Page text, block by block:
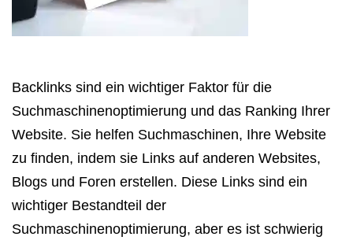
Backlinks sind ein wichtiger Faktor für die
Suchmaschinenoptimierung und das Ranking Ihrer
Website. Sie helfen Suchmaschinen, Ihre Website
zu finden, indem sie Links auf anderen Websites,
Blogs und Foren erstellen. Diese Links sind ein
wichtiger Bestandteil der
Suchmaschinenoptimierung, aber es ist schwierig